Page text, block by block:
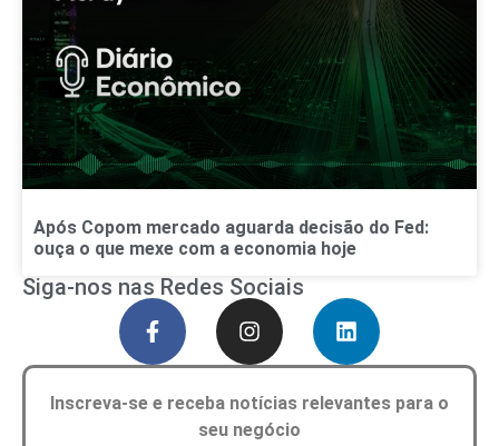
Após Copom mercado aguarda decisão do Fed:
ouça o que mexe com a economia hoje
Siga-nos nas Redes Sociais
Inscreva-se e receba notícias relevantes para o
seu negócio